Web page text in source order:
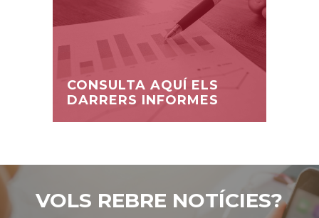
CONSULTA AQUÍ ELS
DARRERS INFORMES
VOLS REBRE NOTÍCIES?